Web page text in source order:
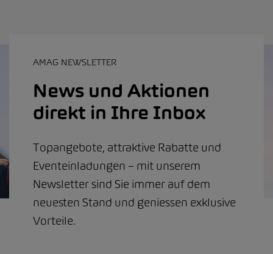
AMAG NEWSLETTER
News und Aktionen
direkt in Ihre Inbox
Topangebote, attraktive Rabatte und
Eventeinladungen – mit unserem
Newsletter sind Sie immer auf dem
neuesten Stand und geniessen exklusive
Vorteile.